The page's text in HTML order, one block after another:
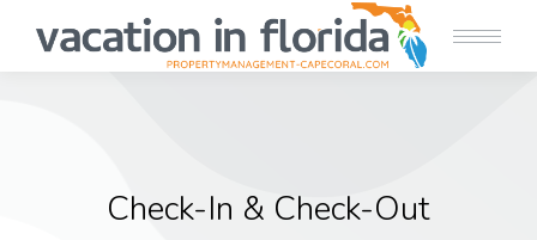
Check-In & Check-Out